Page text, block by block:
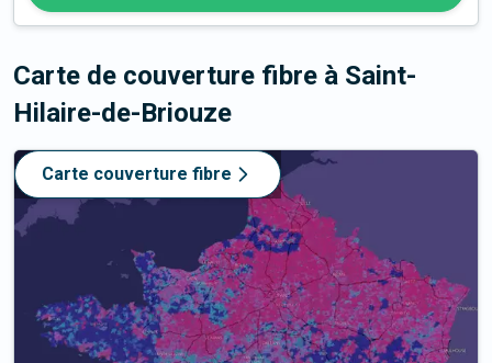
Carte de couverture fibre à Saint-
Hilaire-de-Briouze
Carte couverture fibre